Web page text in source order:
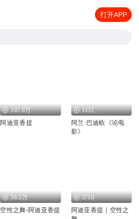
打开APP
207.8万
阿迪亚香提
1132
阿兰·巴迪欧《论电
影》
36.3万
空性之舞-阿迪亚香提
3716
阿迪亚香提｜空性之